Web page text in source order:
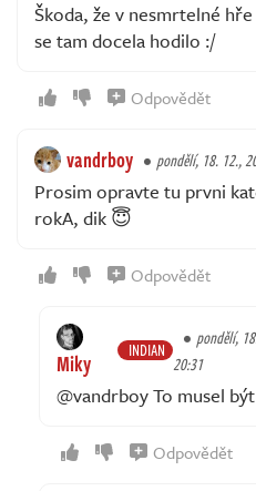
Škoda, že v nesmrtelné
se tam docela hodilo :/
Odpovědět
vandrboy pondělí, 18. 12.,
Prosim opravte tu prvni
rokA, dik 😇
Odpovědět
Miky INDIAN
pondělí,
20:31
@vandrboy To musel
Odpovědět